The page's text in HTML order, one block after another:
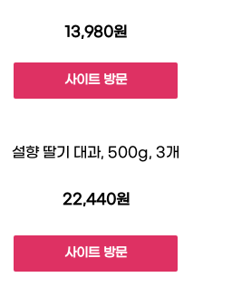
13,980원
사이트 방문
설향 딸기 대과, 500g, 3개
22,440원
사이트 방문